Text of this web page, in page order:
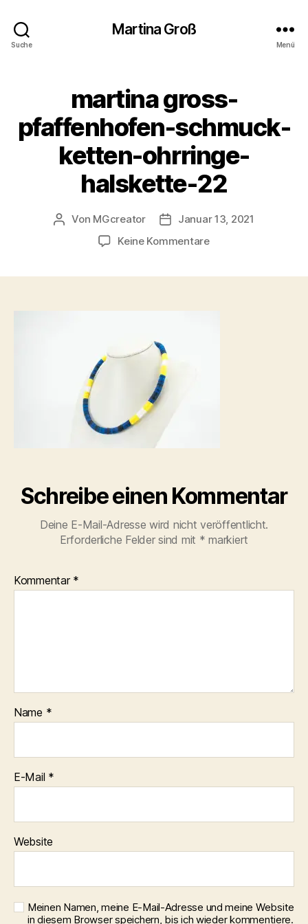
Suche
Martina Groß
Menü
martina gross-
pfaffenhofen-schmuck-
ketten-ohrringe-
halskette-22
Beitragsautor
Von MGcreator Beitragsdatum
Januar 13, 2021
Keine Kommentarezu
Schreibe einen Kommentar
Deine E-Mail-Adresse wird nicht veröffentlicht.
Erforderliche Felder sind mit * markiert
Kommentar *
Name *
E-Mail *
Website
Meinen Namen, meine E-Mail-Adresse und meine Website
in diesem Browser speichern, bis ich wieder kommentiere.